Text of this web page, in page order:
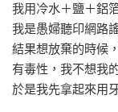
我用冷水＋鹽＋鋁
我是愚婦聽印網路
結果想放棄的時候
有毒性，我不想我
於是我先拿起來用